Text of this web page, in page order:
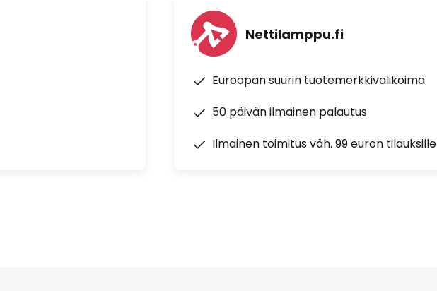
Nettilamppu.fi
Euroopan suurin tuotemerkkivalikoima
50 päivän ilmainen palautus
Ilmainen toimitus väh. 99 euron tilauksille